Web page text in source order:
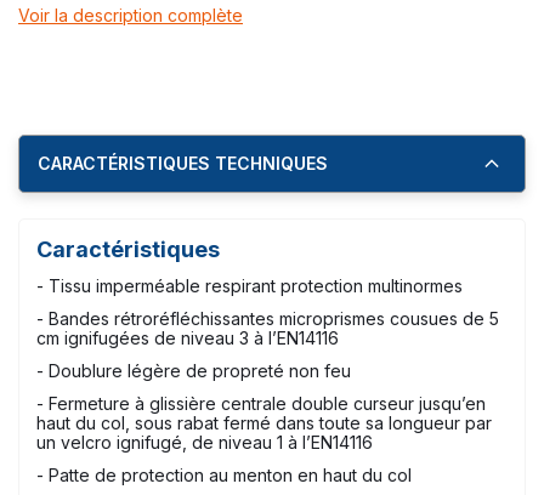
Voir la description complète
CARACTÉRISTIQUES TECHNIQUES
Caractéristiques
- Tissu imperméable respirant protection multinormes
- Bandes rétroréfléchissantes microprismes cousues de 5
cm ignifugées de niveau 3 à l’EN14116
- Doublure légère de propreté non feu
- Fermeture à glissière centrale double curseur jusqu’en
haut du col, sous rabat fermé dans toute sa longueur par
un velcro ignifugé, de niveau 1 à l’EN14116
- Patte de protection au menton en haut du col